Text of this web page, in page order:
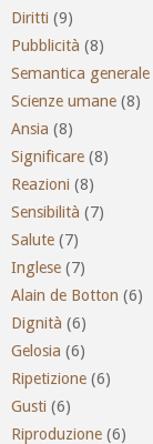
Diritti (9)
Pubblicità (8)
Semantica generale
Scienze umane (8)
Ansia (8)
Significare (8)
Reazioni (8)
Sensibilità (7)
Salute (7)
Inglese (7)
Alain de Botton (6)
Dignità (6)
Gelosia (6)
Ripetizione (6)
Gusti (6)
Riproduzione (6)